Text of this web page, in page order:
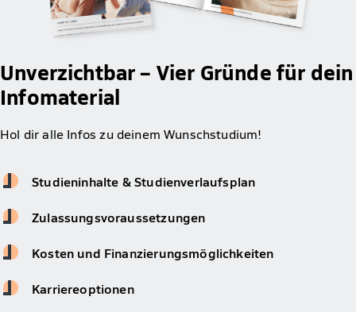
Unverzichtbar – Vier Gründe für dein
Infomaterial
Hol dir alle Infos zu deinem Wunschstudium!
Studieninhalte & Studienverlaufsplan
Zulassungsvoraussetzungen
Kosten und Finanzierungsmöglichkeiten
Karriereoptionen